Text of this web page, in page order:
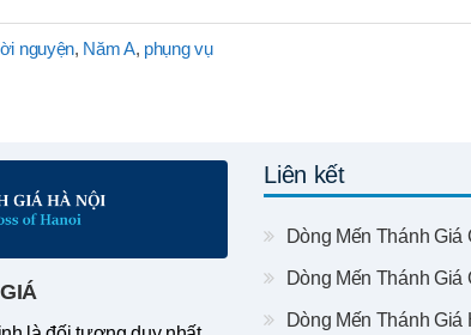
nguyện, Năm A, phụng vụ
Liên kết
Dòng Mến Thánh Giá
Dòng Mến Thánh Giá
Dòng Mến Thánh Giá